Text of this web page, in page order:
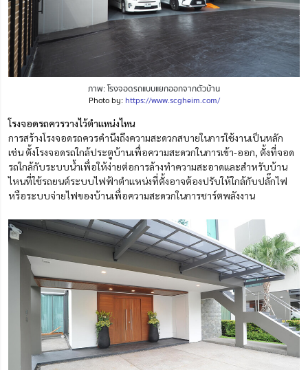
ภาพ: โรงจอดรถแบบแยกออกจากตัวบ้าน
Photo by: https://www.scgheim.com/
โรงจอดรถควรวางไว้ตำแหน่งไหน
การสร้างโรงจอดรถควรคำนึงถึงความสะดวกสบายในการใช้งานเป็นหลัก
เช่น ตั้งโรงจอดรถใกล้ประตูบ้านเพื่อความสะดวกในการเข้า-ออก, ตั้งที่จอด
รถใกล้กับระบบน้ำเพื่อให้ง่ายต่อการล้างทำความสะอาดและสำหรับบ้าน
ไหนที่ใช้รถยนต์ระบบไฟฟ้าตำแหน่งที่ตั้งอาจต้องปรับให้ใกล้กับปลั๊กไฟ
หรือระบบจ่ายไฟของบ้านเพื่อความสะดวกในการชาร์ตพลังงาน